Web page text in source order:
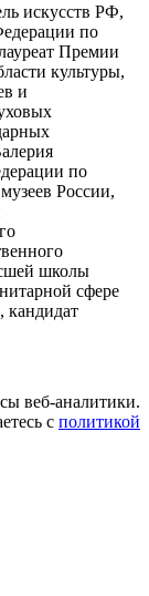
искусств РФ,
по
Премии
культуры,
и
по
России,
школы
сфере
веб-аналитики.
с политикой